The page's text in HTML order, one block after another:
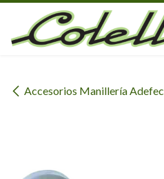
Ir al contenido
Accesorios Manillería Adefec